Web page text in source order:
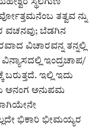
ಸ್ಥಲಗುಣ
ತತ್ವವ ನ್ನು
ವಚನವು; ಬೆಡಗಿನ
ವಿಚಾರವನ್ನ ತನ್ನಲ್ಲಿ
ಇಂದ್ರಚಾಪ/
ಇಲ್ಲಿ ಇದು
ಅನಂಗ ಅನುಪಮ
ಭಿಕಾರಿ ಭೀಮಯ್ಯರ